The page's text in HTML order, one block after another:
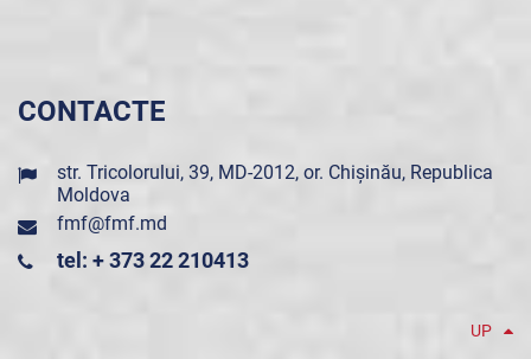
CONTACTE
str. Tricolorului, 39, MD-2012, or. Chișinău, Republica
Moldova
fmf@fmf.md
tel: + 373 22 210413
UP